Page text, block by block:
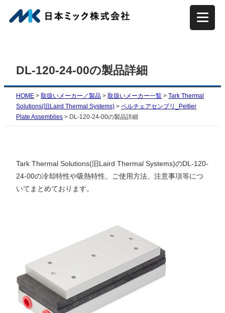
容
プ
DL-120-24-00の製品詳細
HOME > 取扱いメーカー／製品 > 取扱いメーカー一覧 > Tark Thermal
Solutions(旧Laird Thermal Systems) > ペルチェアセンブリ_Peltier
Plate Assemblies > DL-120-24-00の製品詳細
Tark Thermal Solutions(旧Laird Thermal Systems)のDL-120-
24-00の冷却特性や吸熱特性、ご使用方法、注意事項等につ
いてまとめております。